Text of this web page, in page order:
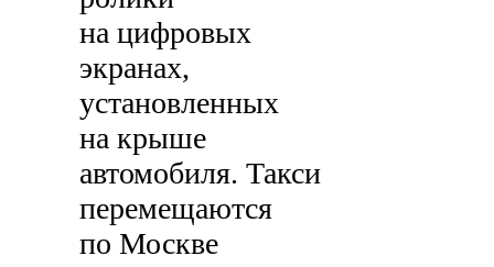
на цифровых
экранах,
установленных
на крыше
автомобиля. Такси
перемещаются
по Москве